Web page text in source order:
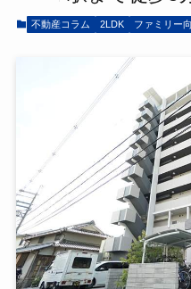
不動産コラム 2LDK ファミリー